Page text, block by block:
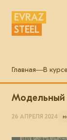
EVRAZ
STEEL
Главная В курсе
26 АПРЕЛЯ 2024